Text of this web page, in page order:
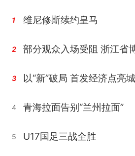
1 维尼修斯续约皇马
2
3
4 青海拉面告别“兰州拉面”
5 U17国足三战全胜